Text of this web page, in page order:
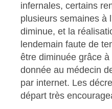
infernales, certains
plusieurs semaines à
diminue, et la
lendemain faute de
être diminuée grâce
donnée au médecin
par internet. Les
départ très